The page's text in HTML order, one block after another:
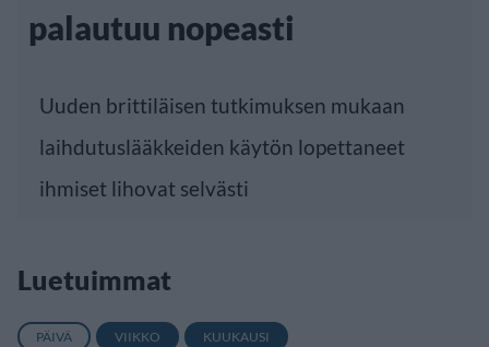
palautuu nopeasti
Uuden brittiläisen tutkimuksen mukaan
laihdutuslääkkeiden käytön lopettaneet
ihmiset lihovat selvästi
Luetuimmat
PÄIVÄ VIIKKO KUUKAUSI